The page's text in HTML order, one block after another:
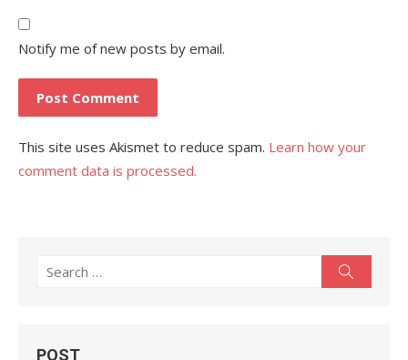
Notify me of new posts by email.
This site uses Akismet to reduce spam. Learn how your
comment data is processed.
Search
POST